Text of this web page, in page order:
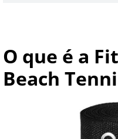
O que é a
Beach